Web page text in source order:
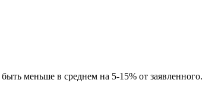
меньше в среднем на 5-15% от заявленного.